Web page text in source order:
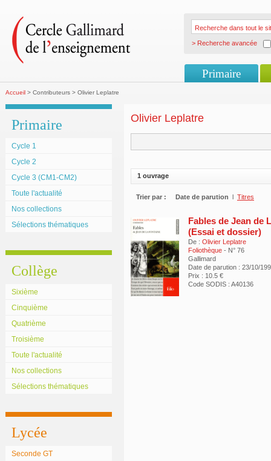
> Recherche avancée
Primaire
Accueil > Contributeurs > Olivier Leplatre
Primaire
Cycle 1
Cycle 2
Cycle 3 (CM1-CM2)
Toute l'actualité
Nos collections
Sélections thématiques
Collège
Sixième
Cinquième
Quatrième
Troisième
Toute l'actualité
Nos collections
Sélections thématiques
Lycée
Seconde GT
Olivier Leplatre
1 ouvrage
Trier par : Date de parution l Titres
Fables de Jean de
(Essai et dossier)
De : Olivier Leplatre
Foliothèque - N° 76
Gallimard
Date de parution : 23/10/
Prix : 10.5 €
Code SODIS : A40136